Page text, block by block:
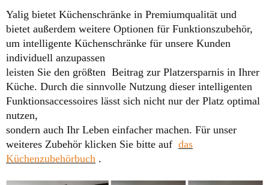
Yalig bietet Küchenschränke in Premiumqualität und
bietet außerdem weitere Optionen für Funktionszubehör,
um intelligente Küchenschränke für unsere Kunden
individuell anzupassen
leisten Sie den größten Beitrag zur Platzersparnis in Ihrer
Küche. Durch die sinnvolle Nutzung dieser intelligenten
Funktionsaccessoires lässt sich nicht nur der Platz optimal
nutzen,
sondern auch Ihr Leben einfacher machen. Für unser
weiteres Zubehör klicken Sie bitte auf das
Küchenzubehörbuch .